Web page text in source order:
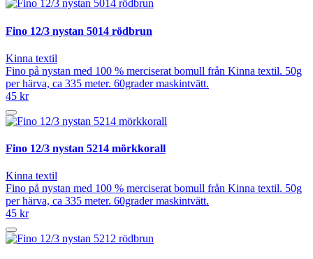
Fino 12/3 nystan 5014 rödbrun
Kinna textil
Fino på nystan med 100 % merciserat bomull från Kinna textil. 50g
per härva, ca 335 meter. 60grader maskintvätt.
45 kr
Fino 12/3 nystan 5214 mörkkorall
Kinna textil
Fino på nystan med 100 % merciserat bomull från Kinna textil. 50g
per härva, ca 335 meter. 60grader maskintvätt.
45 kr